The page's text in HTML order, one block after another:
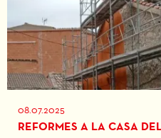
08.07.2025
REFORMES A LA CASA